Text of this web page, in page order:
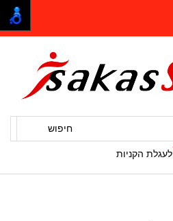
חיפוש
לעגלת הקניות